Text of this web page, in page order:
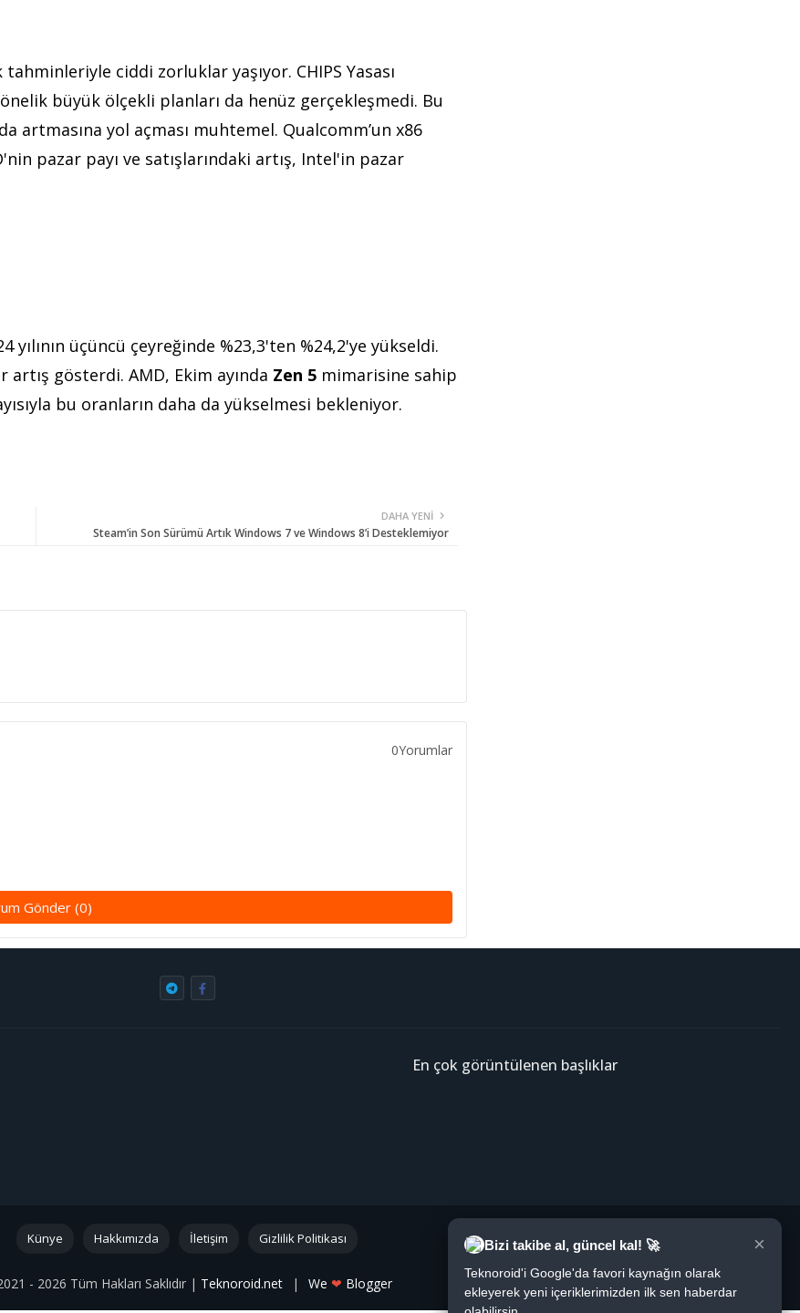
ciddi zorluklar yaşıyor. CHIPS Yasası
büyük ölçekli planları da henüz gerçekleşmedi. Bu
artmasına yol açması muhtemel. Qualcomm’un x86
pazar payı ve satışlarındaki artış, Intel'in pazar
yılının üçüncü çeyreğinde %23,3'ten %24,2'ye yükseldi.
artış gösterdi. AMD, Ekim ayında Zen 5 mimarisine sahip
bu oranların daha da yükselmesi bekleniyor.
DAHA YENI
Steam’in Son Sürümü Artık Windows 7 ve Windows 8’i Desteklemiyor
0Yorumlar
Gönder (0)
Bizi takibe al, güncel kal! 🚀 ×
Teknoroid'i Google'da favori kaynağın olarak
ekleyerek yeni içeriklerimizden ilk sen haberdar
En çok görüntülenen başlıklar
- 2026 Tüm Hakları Saklıdır | Teknoroid.net | We ❤ Blogger
Künye Hakkımızda İletişim Gizlilik Politikası